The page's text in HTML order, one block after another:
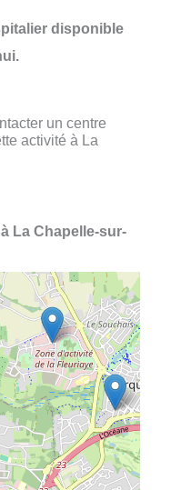
disponible
un centre
activité à La
La Chapelle-sur-